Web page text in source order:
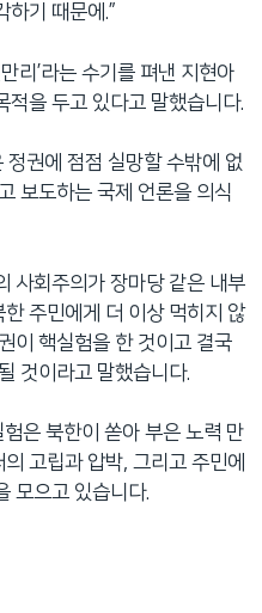
하기 때문에.”
리’라는 수기를 펴낸 지현아
을 두고 있다고 말했습니다.
권에 점점 실망할 수밖에 없
보도하는 국제 언론을 의식
사회주의가 장마당 같은 내부
주민에게 더 이상 먹히지 않
이 핵실험을 한 것이고 결국
것이라고 말했습니다.
은 북한이 쏟아 부은 노력 만
고립과 압박, 그리고 주민에
모으고 있습니다.